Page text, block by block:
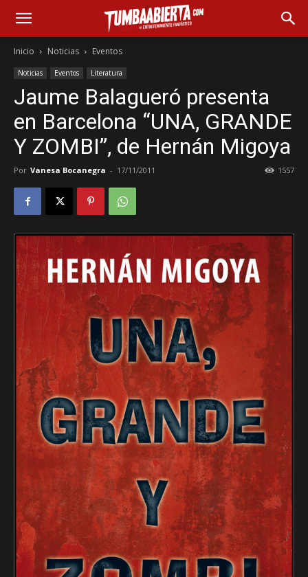
Inicio Noticias Eventos
Noticias Eventos Literatura
Jaume Balagueró presenta
en Barcelona “UNA, GRANDE
Y ZOMBI”, de Hernán Migoya
Por Vanesa Bocanegra - 17/11/2011 1557